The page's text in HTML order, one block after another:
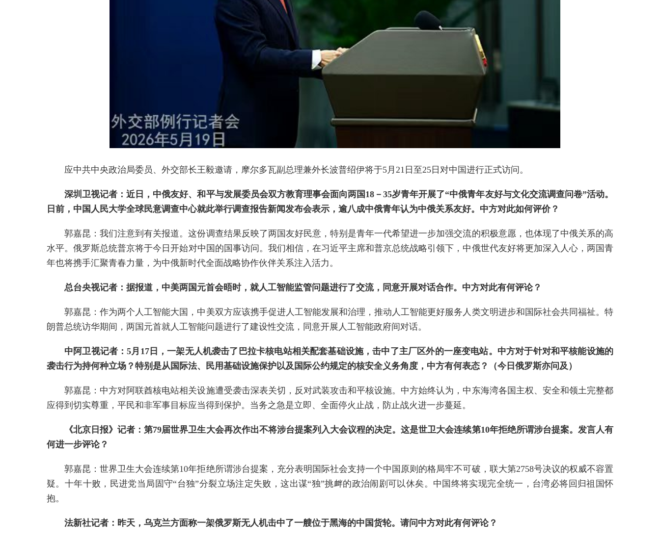
应中共中央政治局委员、外交部长王毅邀请，摩尔多瓦副总理兼外长波普绍伊将于5月21日至25日对中国进行正式访问。
深圳卫视记者：近日，中俄友好、和平与发展委员会双方教育理事会面向两国18－35岁青年开展了“中俄青年友好与文化交流调查问卷”活动。
日前，中国人民大学全球民意调查中心就此举行调查报告新闻发布会表示，逾八成中俄青年认为中俄关系友好。中方对此如何评价？
郭嘉昆：我们注意到有关报道。这份调查结果反映了两国友好民意，特别是青年一代希望进一步加强交流的积极意愿，也体现了中俄关系的高
水平。俄罗斯总统普京将于今日开始对中国的国事访问。我们相信，在习近平主席和普京总统战略引领下，中俄世代友好将更加深入人心，两国青
年也将携手汇聚青春力量，为中俄新时代全面战略协作伙伴关系注入活力。
总台央视记者：据报道，中美两国元首会晤时，就人工智能监管问题进行了交流，同意开展对话合作。中方对此有何评论？
郭嘉昆：作为两个人工智能大国，中美双方应该携手促进人工智能发展和治理，推动人工智能更好服务人类文明进步和国际社会共同福祉。特
朗普总统访华期间，两国元首就人工智能问题进行了建设性交流，同意开展人工智能政府间对话。
中阿卫视记者：5月17日，一架无人机袭击了巴拉卡核电站相关配套基础设施，击中了主厂区外的一座变电站。中方对于针对和平核能设施的
袭击行为持何种立场？特别是从国际法、民用基础设施保护以及国际公约规定的核安全义务角度，中方有何表态？（今日俄罗斯亦问及）
郭嘉昆：中方对阿联酋核电站相关设施遭受袭击深表关切，反对武装攻击和平核设施。中方始终认为，中东海湾各国主权、安全和领土完整都
应得到切实尊重，平民和非军事目标应当得到保护。当务之急是立即、全面停火止战，防止战火进一步蔓延。
《北京日报》记者：第79届世界卫生大会再次作出不将涉台提案列入大会议程的决定。这是世卫大会连续第10年拒绝所谓涉台提案。发言人有
何进一步评论？
郭嘉昆：世界卫生大会连续第10年拒绝所谓涉台提案，充分表明国际社会支持一个中国原则的格局牢不可破，联大第2758号决议的权威不容置
疑。十年十败，民进党当局固守“台独”分裂立场注定失败，这出谋“独”挑衅的政治闹剧可以休矣。中国终将实现完全统一，台湾必将回归祖国怀
抱。
法新社记者：昨天，乌克兰方面称一架俄罗斯无人机击中了一艘位于黑海的中国货轮。请问中方对此有何评论？